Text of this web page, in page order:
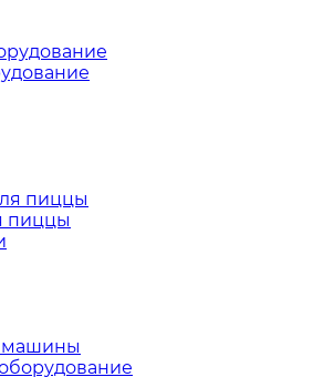
пиццы
машины